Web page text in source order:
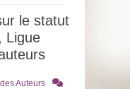
le statut
Ligue
Auteurs